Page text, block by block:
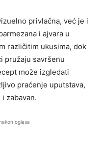
privlačna, već je i
i ajvara u
različitim ukusima, dok
pružaju savršenu
može izgledati
praćenje uputstava,
zabavan.
oglasa